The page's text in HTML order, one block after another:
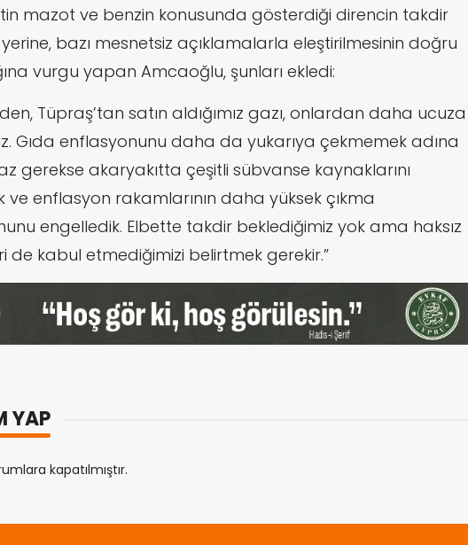
mazot ve benzin konusunda gösterdiği direncin takdir
bazı mesnetsiz açıklamalarla eleştirilmesinin doğru
vurgu yapan Amcaoğlu, şunları ekledi:
Tüpraş’tan satın aldığımız gazı, onlardan daha ucuza
Gıda enflasyonunu daha da yukarıya çekmemek adına
gerekse akaryakıtta çeşitli sübvanse kaynaklarını
ve enflasyon rakamlarının daha yüksek çıkma
engelledik. Elbette takdir beklediğimiz yok ama haksız
de kabul etmediğimizi belirtmek gerekir.”
YAP
kapatılmıştır.